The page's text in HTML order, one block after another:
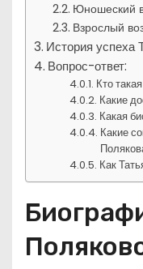
Юношеский
Взрослый
История успеха
Вопрос-ответ:
Кто
Какие
Какая
Какие
Как